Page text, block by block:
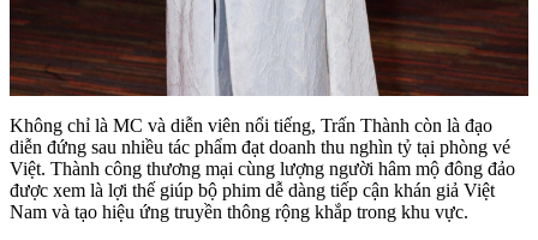
Không chỉ là MC và diễn viên nổi tiếng, Trấn Thành còn là đạo
diễn đứng sau nhiều tác phẩm đạt doanh thu nghìn tỷ tại phòng vé
Việt. Thành công thương mại cùng lượng người hâm mộ đông đảo
được xem là lợi thế giúp bộ phim dễ dàng tiếp cận khán giả Việt
Nam và tạo hiệu ứng truyền thông rộng khắp trong khu vực.